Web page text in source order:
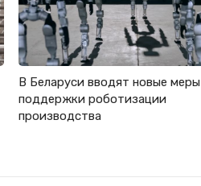
В Беларуси вводят новые меры
поддержки роботизации
производства